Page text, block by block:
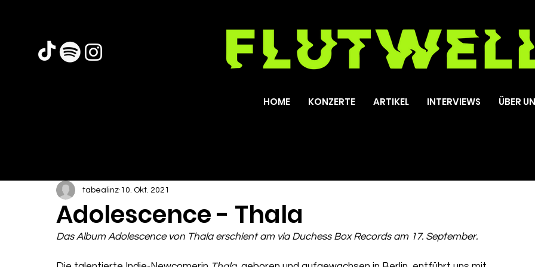
HOME KONZERTE ARTIKEL INTERVIEWS ÜBER
Adolescence - Thala
tabealinz 10. Okt. 2021
Das Album Adolescence von Thala erschient am via Duchess Box Records am 17. September.